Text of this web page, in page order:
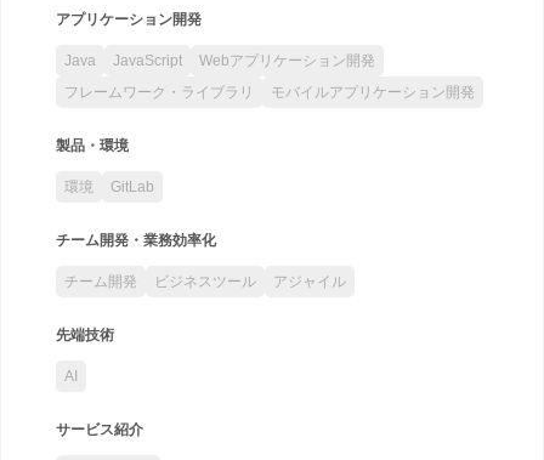
アプリケーション開発
Java JavaScript
Webアプリケーション開発
フレームワーク・ライブラリ
モバイルアプリケーション開発
製品・環境
環境 GitLab
チーム開発・業務効率化
チーム開発 ビジネスツール アジャイル
先端技術
AI
サービス紹介